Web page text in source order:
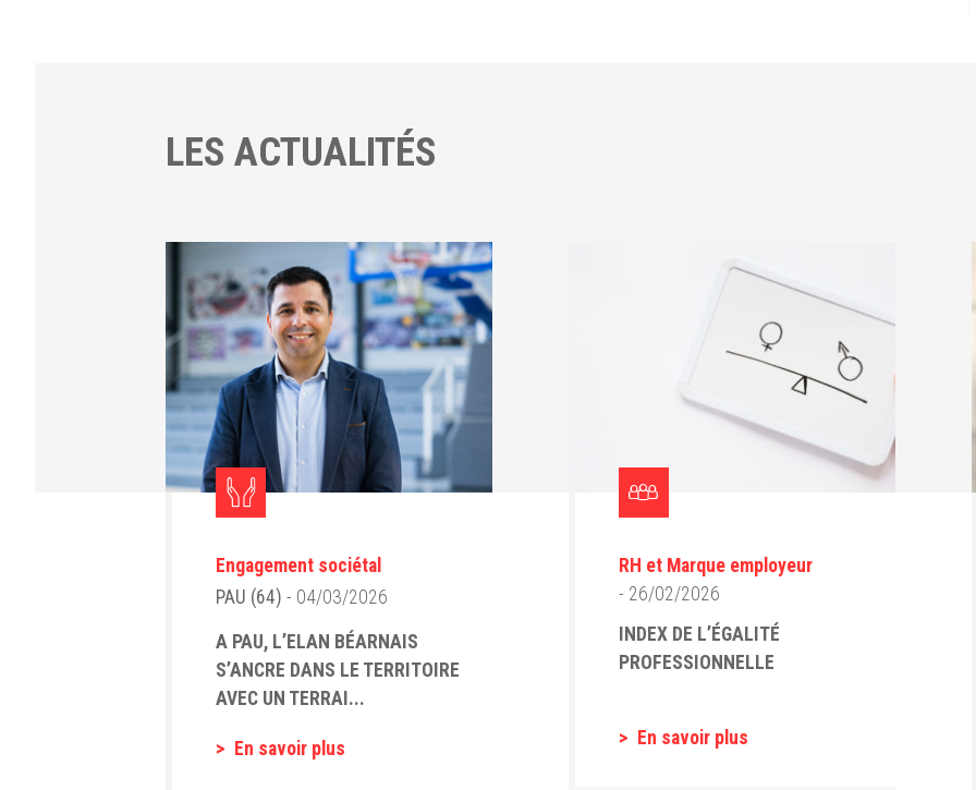
LES ACTUALITÉS
Engagement sociétal
PAU (64) - 04/03/2026
A PAU, L’ELAN BÉARNAIS
S’ANCRE DANS LE TERRITOIRE
AVEC UN TERRAI...
En savoir plus
RH et Marque employeur
- 26/02/2026
INDEX DE L’ÉGALITÉ
PROFESSIONNELLE
En savoir plus